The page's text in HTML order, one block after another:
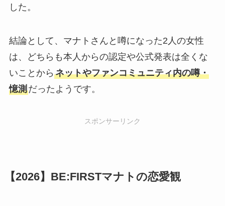
した。
結論として、マナトさんと噂になった2人の女性
は、どちらも本人からの認定や公式発表は全くな
いことから ネットやファンコミュニティ内の噂・
憶測だったようです。
スポンサーリンク
【2026】BE:FIRSTマナトの恋愛観